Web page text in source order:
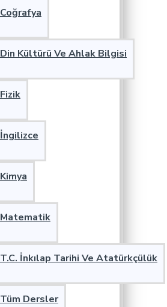
Coğrafya
Din Kültürü Ve Ahlak Bilgisi
Fizik
İngilizce
Kimya
Matematik
T.C. İnkılap Tarihi Ve Atatürkçülük
Tüm Dersler